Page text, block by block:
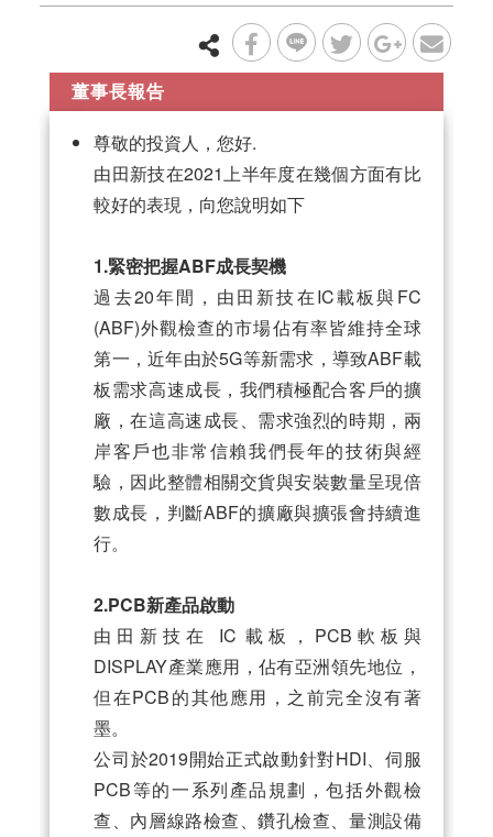
董事長報告
尊敬的投資人，您好.
由田新技在2021上半年度在幾個方面有比
較好的表現，向您說明如下
1.緊密把握ABF成長契機
過去20年間，由田新技在IC載板與FC
(ABF)外觀檢查的市場佔有率皆維持全球
第一，近年由於5G等新需求，導致ABF載
板需求高速成長，我們積極配合客戶的擴
廠，在這高速成長、需求強烈的時期，兩
岸客戶也非常信賴我們長年的技術與經
驗，因此整體相關交貨與安裝數量呈現倍
數成長，判斷ABF的擴廠與擴張會持續進
行。
2.PCB新產品啟動
由田新技在 IC 載板，PCB軟板與
DISPLAY產業應用，佔有亞洲領先地位，
但在PCB的其他應用，之前完全沒有著
墨。
公司於2019開始正式啟動針對HDI、伺服
PCB等的一系列產品規劃，包括外觀檢
查、內層線路檢查、鑽孔檢查、量測設備